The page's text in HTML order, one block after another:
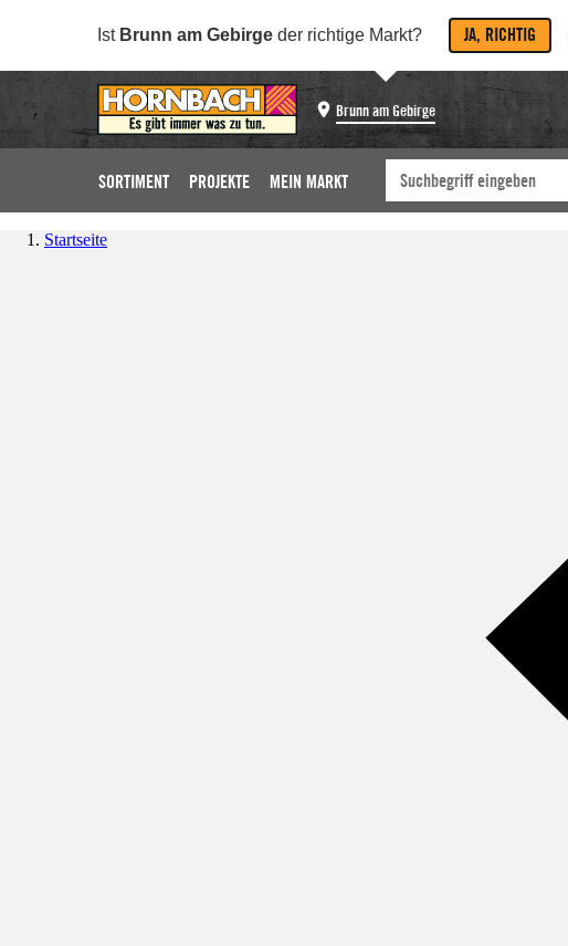
Ist Brunn am Gebirge der richtige Markt? JA, RICHTIG
Brunn am Gebirge
SORTIMENT PROJEKTE MEIN MARKT
Startseite